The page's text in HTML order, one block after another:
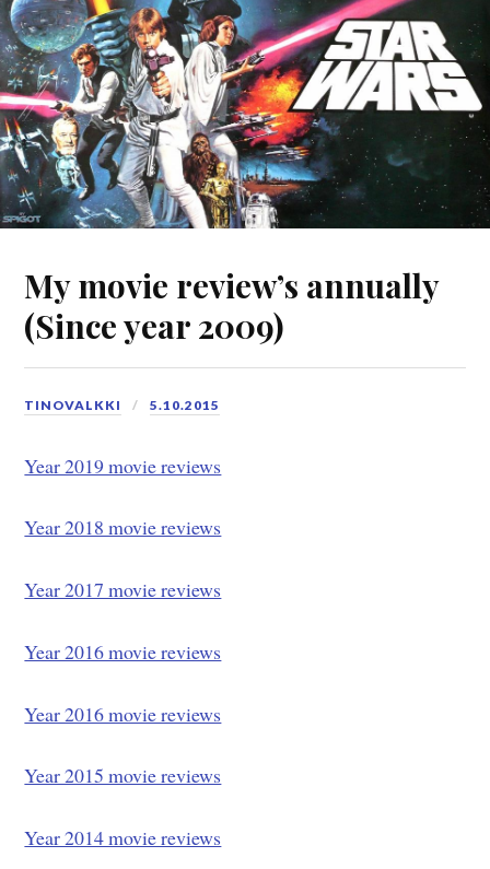
My movie review’s annually
(Since year 2009)
TINOVALKKI 5.10.2015
Year 2019 movie reviews
Year 2018 movie reviews
Year 2017 movie reviews
Year 2016 movie reviews
Year 2016 movie reviews
Year 2015 movie reviews
Year 2014 movie reviews